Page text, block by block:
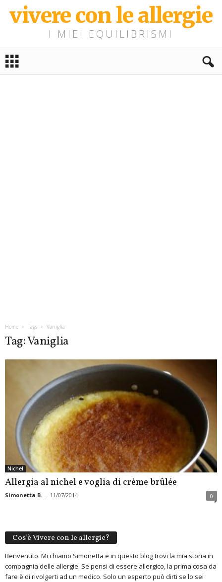
vivere con le allergie
I MIEI EQUILIBRISMI
Home Tags Vaniglia
Tag: Vaniglia
Nichel
Allergia al nichel e voglia di crème brûlée
Simonetta B. - 11/07/2014 0
Cos’è Vivere con le allergie?
Benvenuto. Mi chiamo Simonetta e in questo blog trovi la mia storia in
compagnia delle allergie. Se pensi di essere allergico, la prima cosa da
fare è di rivolgerti ad un medico. Solo un esperto può dirti se lo sei